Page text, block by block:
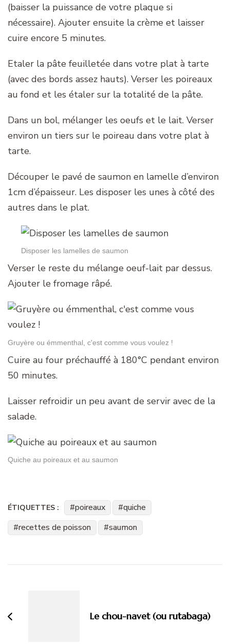
(baisser la puissance de votre plaque si
nécessaire). Ajouter ensuite la crème et laisser
cuire encore 5 minutes.
Etaler la pâte feuilletée dans votre plat à tarte
(avec des bords assez hauts). Verser les poireaux
au fond et les étaler sur la totalité de la pâte.
Dans un bol, mélanger les oeufs et le lait. Verser
environ un tiers sur le poireau dans votre plat à
tarte.
Découper le pavé de saumon en lamelle d’environ
1cm d’épaisseur. Les disposer les unes à côté des
autres dans le plat.
Disposer les lamelles de saumon
Verser le reste du mélange oeuf-lait par dessus.
Ajouter le fromage râpé.
Gruyère ou émmenthal, c'est comme vous voulez !
Cuire au four préchauffé à 180°C pendant environ
50 minutes.
Laisser refroidir un peu avant de servir avec de la
salade.
Quiche au poireaux et au saumon
ÉTIQUETTES : poireaux
quiche
recettes de poisson
saumon
Le chou-navet (ou rutabaga)